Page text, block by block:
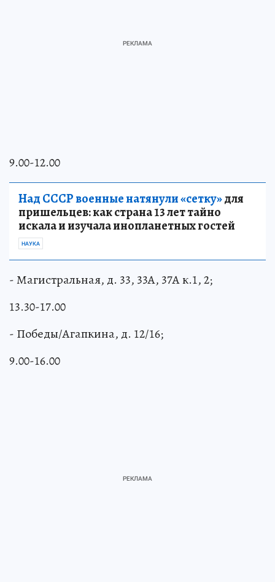
9.00-12.00
Над СССР военные натянули «сетку»для
пришельцев: как страна 13 лет тайно
искала и изучала инопланетных гостей
НАУКА
- Магистральная, д. 33, 33А, 37А к.1, 2;
13.30-17.00
- Победы/Агапкина, д. 12/16;
9.00-16.00